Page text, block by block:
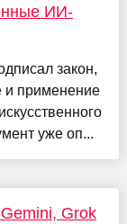
ИИ-
закон,
и применение
уже оп...
Grok